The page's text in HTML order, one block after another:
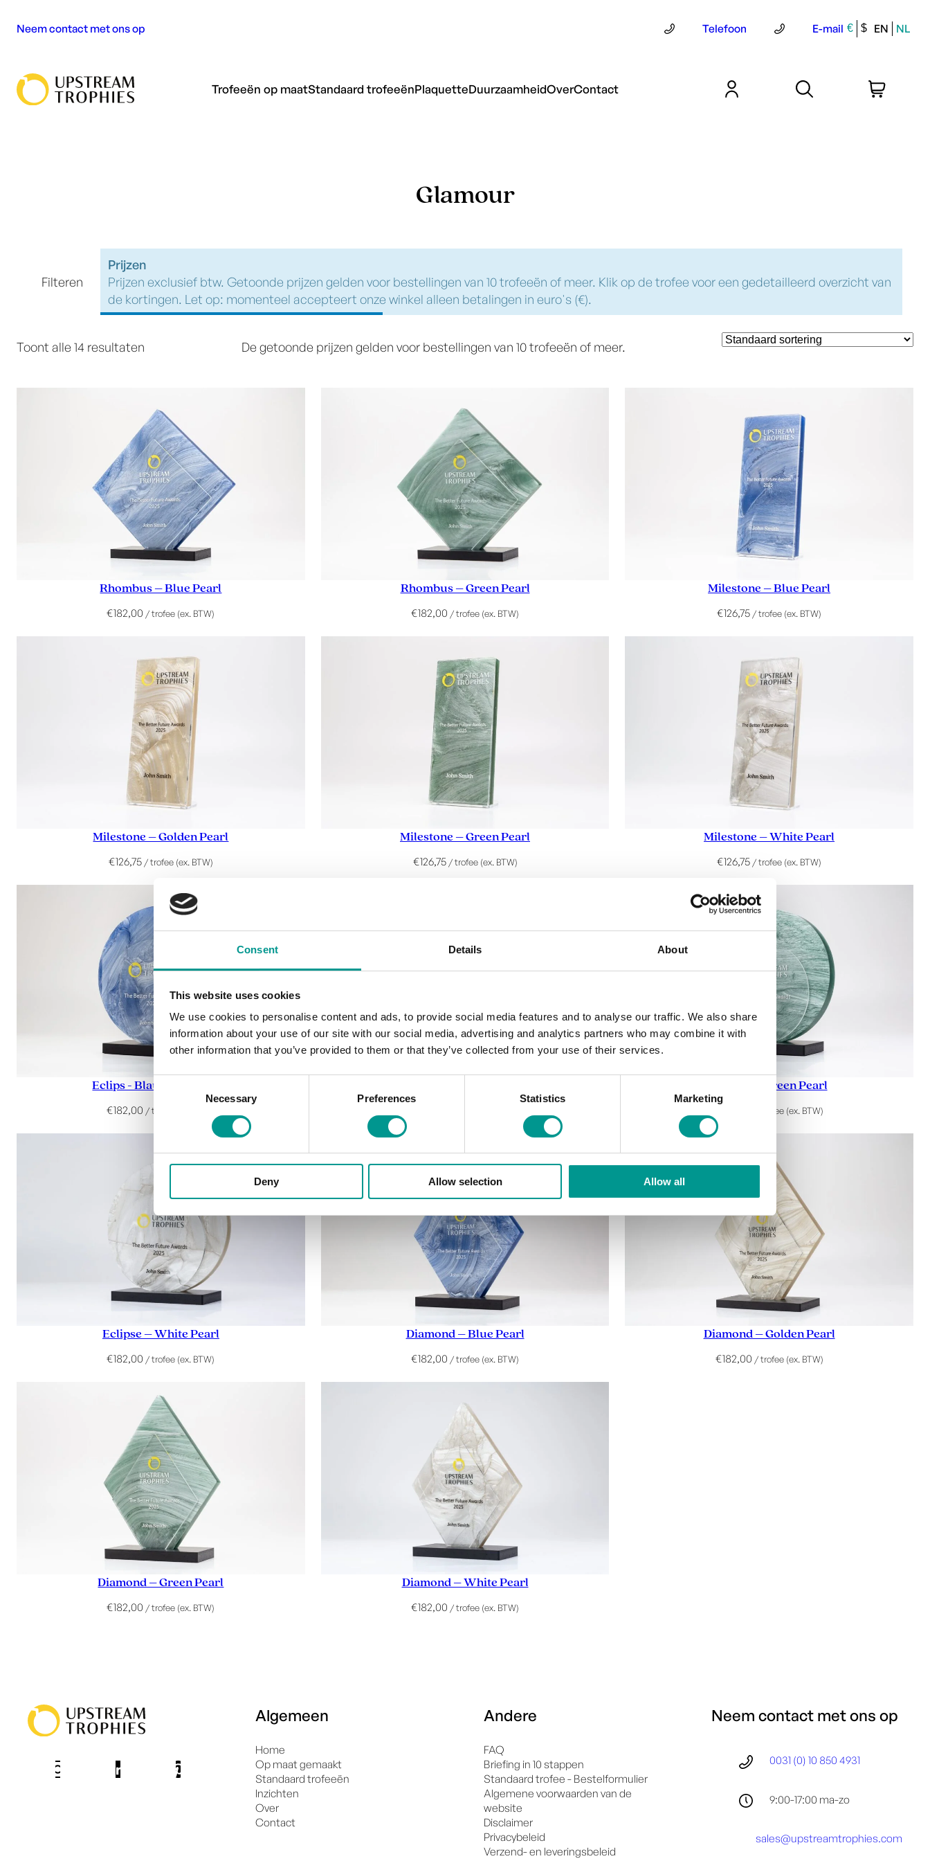
Consent Details About
This website uses cookies
We use cookies to personalise content and ads, to provide social media features and to analyse our traffic. We also share
information about your use of our site with our social media, advertising and analytics partners who may combine it with
other information that you’ve provided to them or that they’ve collected from your use of their services.
Consent
Necessary Preferences Statistics Marketing
Deny Allow selection Allow all
naar
Neem contact met ons op Telefoon E-mail € $ EN NL
Trofeeën op maatStandaard trofeeënPlaquetteDuurzaamheidOverContact
Gemaakt
Glamour
Filteren
Prijzen
Prijzen exclusief btw. Getoonde prijzen gelden voor bestellingen van 10 trofeeën of meer. Klik op de trofee voor een gedetailleerd overzicht van
de kortingen. Let op: momenteel accepteert onze winkel alleen betalingen in euro's (€).
Toont alle 14 resultaten De getoonde prijzen gelden voor bestellingen van 10 trofeeën of meer.
Rhombus – Blue Pearl
€182,00 / trofee (ex. BTW)
Rhombus – Green Pearl
€182,00 / trofee (ex. BTW)
Milestone – Blue Pearl
€126,75 / trofee (ex. BTW)
Milestone – Golden Pearl
€126,75 / trofee (ex. BTW)
Milestone – Green Pearl
€126,75 / trofee (ex. BTW)
Milestone – White Pearl
€126,75 / trofee (ex. BTW)
Eclips - Blauw parelmoer
€182,00 / trofee (ex. BTW)
Eclipse – Green Pearl
/ trofee (ex. BTW)
Eclipse – White Pearl
€182,00 / trofee (ex. BTW)
Diamond – Blue Pearl
€182,00 / trofee (ex. BTW)
Diamond – Golden Pearl
€182,00 / trofee (ex. BTW)
Diamond – Green Pearl
€182,00 / trofee (ex. BTW)
Diamond – White Pearl
€182,00 / trofee (ex. BTW)
Algemeen
Home
Op maat gemaakt
Standaard trofeeën
Inzichten
Over
Contact
Andere
FAQ
Briefing in 10 stappen
Standaard trofee - Bestelformulier
Algemene voorwaarden van de
website
Disclaimer
Privacybeleid
Verzend- en leveringsbeleid
Neem contact met ons op
0031 (0) 10 850 4931
9:00-17:00 ma-zo
sales@upstreamtrophies.com